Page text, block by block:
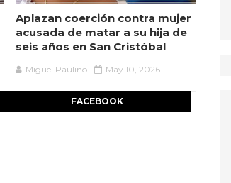
Aplazan coerción contra mujer
acusada de matar a su hija de
seis años en San Cristóbal
Miguel Paulino May 10, 2026
FACEBOOK